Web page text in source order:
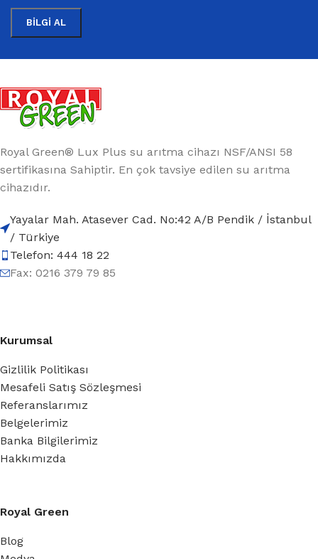
Royal Green® Lux Plus su arıtma cihazı NSF/ANSI 58
sertifikasına Sahiptir. En çok tavsiye edilen su arıtma
cihazıdır.
Yayalar Mah. Atasever Cad. No:42 A/B Pendik / İstanbul
/ Türkiye
Telefon: 444 18 22
Fax: 0216 379 79 85
Kurumsal
Gizlilik Politikası
Mesafeli Satış Sözleşmesi
Referanslarımız
Belgelerimiz
Banka Bilgilerimiz
Hakkımızda
Royal Green
Blog